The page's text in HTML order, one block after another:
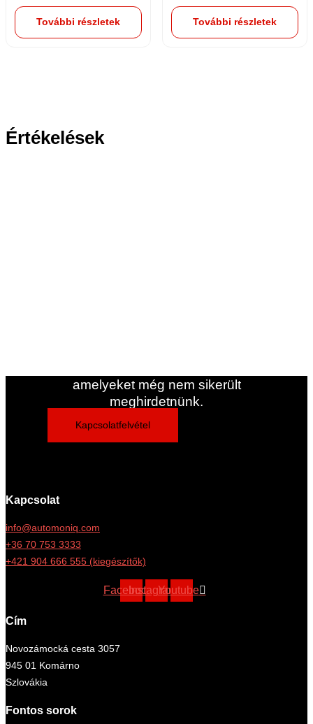
További részletek További részletek
Értékelések
amelyeket még nem sikerült
meghirdetnünk.
Kapcsolatfelvétel
Kapcsolat
info@automoniq.com
+36 70 753 3333
+421 904 666 555 (kiegészítők)
FacebookInstagramYoutube
Cím
Novozámocká cesta 3057
945 01 Komárno
Szlovákia
Fontos sorok